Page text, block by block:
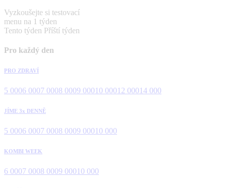
Vyzkoušejte si testovací
menu na 1 týden
Tento týden Příští týden
Pro každý den
PRO ZDRAVÍ
5 0006 0007 0008 0009 00010 00012 00014 000
JÍME 3x DENNĚ
5 0006 0007 0008 0009 00010 000
KOMBI WEEK
6 0007 0008 0009 00010 000